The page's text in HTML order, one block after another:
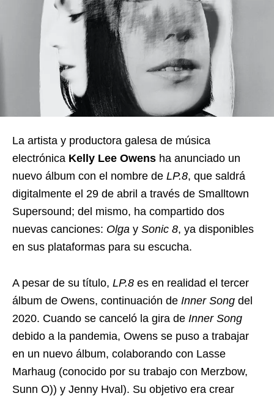
La artista y productora galesa de música
electrónica Kelly Lee Owens ha anunciado un
nuevo álbum con el nombre de LP.8, que saldrá
digitalmente el 29 de abril a través de Smalltown
Supersound; del mismo, ha compartido dos
nuevas canciones: Olga y Sonic 8, ya disponibles
en sus plataformas para su escucha.
A pesar de su título, LP.8 es en realidad el tercer
álbum de Owens, continuación de Inner Song del
2020. Cuando se canceló la gira de Inner Song
debido a la pandemia, Owens se puso a trabajar
en un nuevo álbum, colaborando con Lasse
Marhaug (conocido por su trabajo con Merzbow,
Sunn O)) y Jenny Hval). Su objetivo era crear